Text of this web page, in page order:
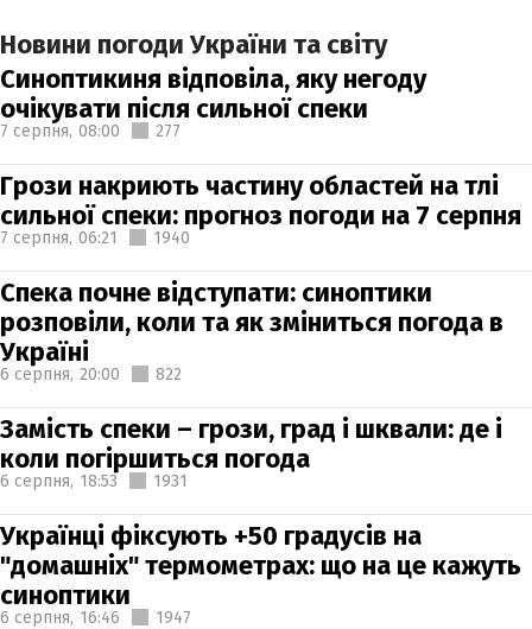
Новини погоди України та світу
Синоптикиня відповіла, яку негоду
очікувати після сильної спеки
7 серпня, 08:00 277
Грози накриють частину областей на тлі
сильної спеки: прогноз погоди на 7 серпня
7 серпня, 06:21 1940
Спека почне відступати: синоптики
розповіли, коли та як зміниться погода в
Україні
6 серпня, 20:00 822
Замість спеки – грози, град і шквали: де і
коли погіршиться погода
6 серпня, 18:53 1931
Українці фіксують +50 градусів на
"домашніх" термометрах: що на це кажуть
синоптики
6 серпня, 16:46 1947